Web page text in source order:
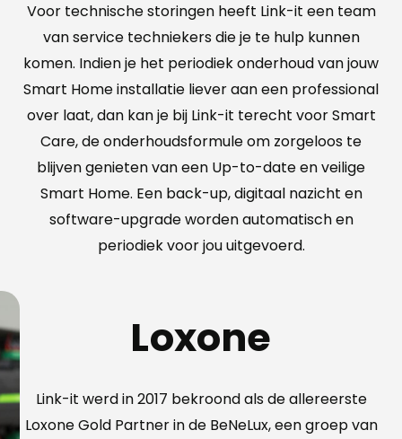
Voor technische storingen heeft Link-it een team
van service techniekers die je te hulp kunnen
komen. Indien je het periodiek onderhoud van jouw
Smart Home installatie liever aan een professional
over laat, dan kan je bij Link-it terecht voor Smart
Care, de onderhoudsformule om zorgeloos te
blijven genieten van een Up-to-date en veilige
Smart Home. Een back-up, digitaal nazicht en
software-upgrade worden automatisch en
periodiek voor jou uitgevoerd.
Loxone
Link-it werd in 2017 bekroond als de allereerste
Loxone Gold Partner in de BeNeLux, een groep van